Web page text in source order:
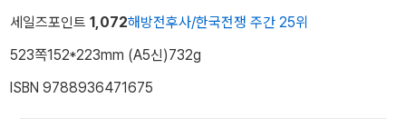
세일즈포인트 1,072해방전후사/한국전쟁 주간 25위
523쪽152*223mm (A5신)732g
ISBN 9788936471675